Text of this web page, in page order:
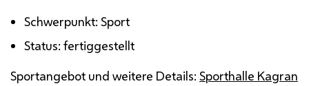
Schwerpunkt: Sport
Status: fertiggestellt
Sportangebot und weitere Details: Sporthalle Kagran